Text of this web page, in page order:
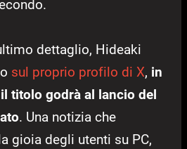
dettaglio, Hideaki
sul proprio profilo di X, in
titolo godrà al lancio del
. Una notizia che
gioia degli utenti su PC,